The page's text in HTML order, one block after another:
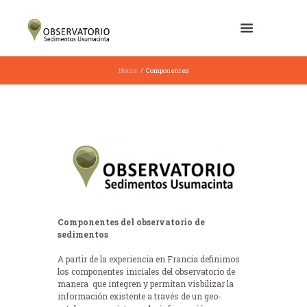
Home Componentes
Componentes del observatorio de
sedimentos
A partir de la experiencia en Francia definimos
los componentes iniciales del observatorio de
manera que integren y permitan visbilizar la
información existente a través de un geo-